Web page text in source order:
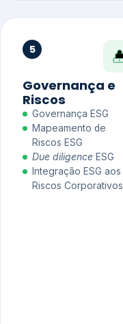
5
Governança e
Riscos
Governança ESG
Mapeamento de
Riscos ESG
Due diligence ESG
Integração ESG aos
Riscos Corporativos